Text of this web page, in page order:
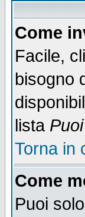
Come
Facile,
bisogno
lista
Torna in
Come
Puoi